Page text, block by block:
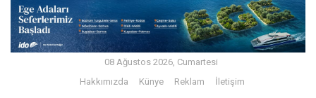
08 Ağustos 2026, Cumartesi
Hakkımızda
Künye Reklam İletişim